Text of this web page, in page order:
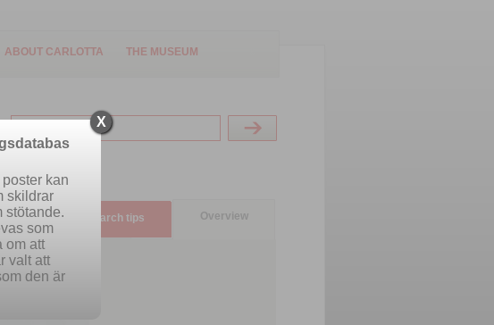
ABOUT CARLOTTA THE MUSEUM
Search tips Overview
X
kan
skildrar
stötande.
som
om att
valt att
den är